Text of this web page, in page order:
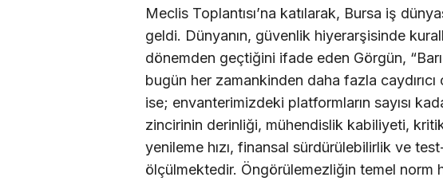
Meclis Toplantısı’na katılarak, Bursa iş
geldi. Dünyanın, güvenlik hiyerarşisinde
dönemden geçtiğini ifade eden Görgün,
bugün her zamankinden daha fazla caydırıcı
ise; envanterimizdeki platformların sayısı
zincirinin derinliği, mühendislik kabiliyeti,
yenileme hızı, finansal sürdürülebilirlik ve
ölçülmektedir. Öngörülemezliğin temel norm